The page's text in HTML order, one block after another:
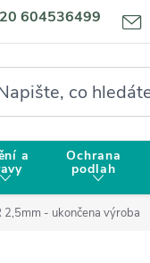
604536499
Proč zvolit
a Ochrana
podlah
2,5mm - ukončena výroba